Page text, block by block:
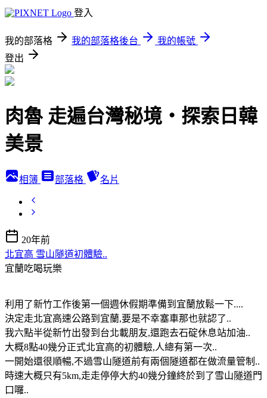
登入
我的部落格 我的部落格後台
我的帳號
登出
肉魯 走遍台灣秘境・探索日韓
美景
相簿 部落格 名片
20年前
北宜高 雪山隧道初體驗..
宜蘭吃喝玩樂
利用了新竹工作後第一個週休假期準備到宜蘭放鬆一下....
決定走北宜高速公路到宜蘭,要是不幸塞車那也就認了..
我六點半從新竹出發到台北載朋友,還跑去石碇休息站加油..
大概8點40幾分正式北宜高的初體驗,人總有第一次..
一開始還很順暢,不過雪山隧道前有兩個隧道都在做流量管制..
時速大概只有5km,走走停停大約40幾分鐘終於到了雪山隧道門
口囉..